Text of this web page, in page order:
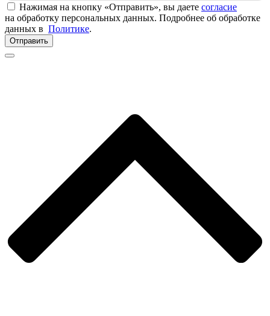
Нажимая на кнопку «Отправить», вы даете согласие
на обработку персональных данных. Подробнее об обработке
данных в Политике.
Отправить